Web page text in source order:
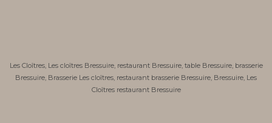
Les Cloîtres, Les cloîtres Bressuire, restaurant Bressuire, table Bressuire, brasserie
Bressuire, Brasserie Les cloîtres, restaurant brasserie Bressuire, Bressuire, Les
Cloîtres restaurant Bressuire